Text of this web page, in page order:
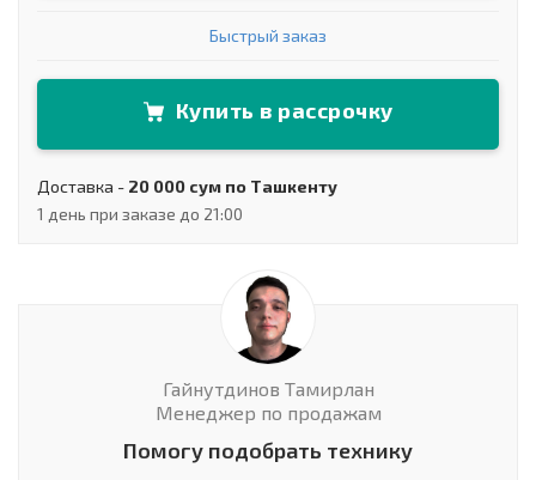
Быстрый заказ
Купить в рассрочку
Доставка - 20 000 сум по Ташкенту
1 день при заказе до 21:00
Гайнутдинов Тамирлан
Менеджер по продажам
Помогу подобрать технику